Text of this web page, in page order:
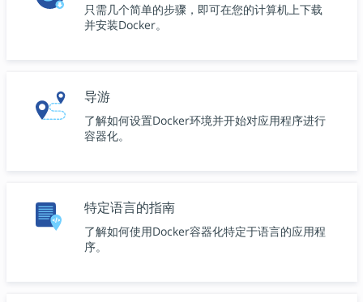
只需几个简单的步骤，即可在您的计算机上下载
并安装Docker。
导游
了解如何设置Docker环境并开始对应用程序进行
容器化。
特定语言的指南
了解如何使用Docker容器化特定于语言的应用程
序。